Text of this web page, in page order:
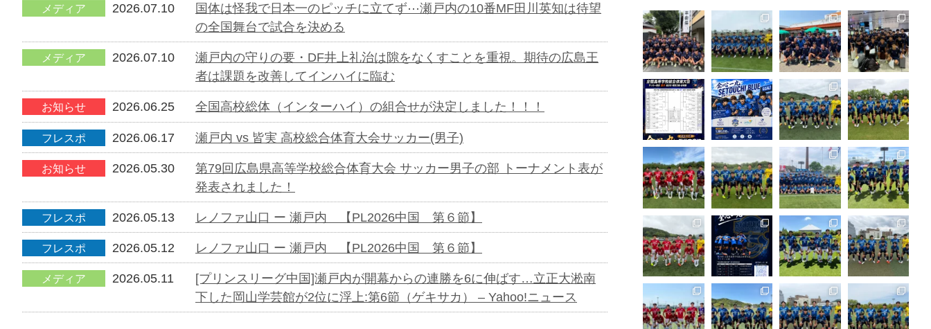
メディア 2026.07.10
国体は怪我で日本一のピッチに立てず⋯瀬戸内の10番MF田川英知は待望
の全国舞台で試合を決める
メディア 2026.07.10
瀬戸内の守りの要・DF井上礼治は隙をなくすことを重視。期待の広島王
者は課題を改善してインハイに臨む
お知らせ 2026.06.25 全国高校総体（インターハイ）の組合せが決定しました！！！
フレスポ 2026.06.17 瀬戸内 vs 皆実 高校総合体育大会サッカー(男子)
お知らせ 2026.05.30
第79回広島県高等学校総合体育大会 サッカー男子の部 トーナメント表が
発表されました！
フレスポ 2026.05.13 レノファ山口 ー 瀬戸内 【PL2026中国 第６節】
フレスポ 2026.05.12 レノファ山口 ー 瀬戸内 【PL2026中国 第６節】
メディア 2026.05.11
[プリンスリーグ中国]瀬戸内が開幕からの連勝を6に伸ばす…立正大淞南
下した岡山学芸館が2位に浮上:第6節（ゲキサカ） – Yahoo!ニュース